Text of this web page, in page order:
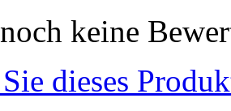
keine
dieses